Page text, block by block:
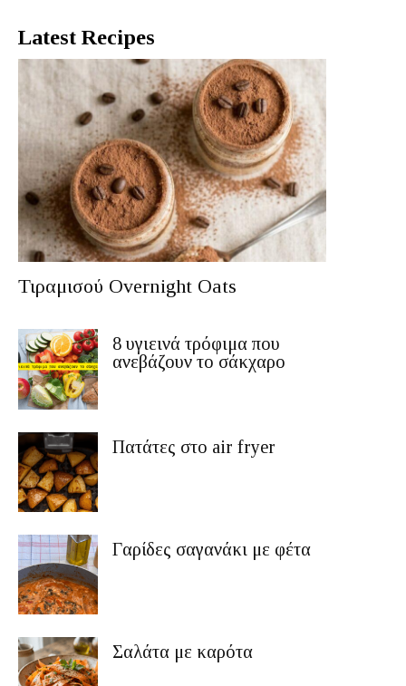
Latest Recipes
Τιραμισού Overnight Oats
8 υγιεινά τρόφιμα που
ανεβάζουν το σάκχαρο
Πατάτες στο air fryer
Γαρίδες σαγανάκι με φέτα
Σαλάτα με καρότα